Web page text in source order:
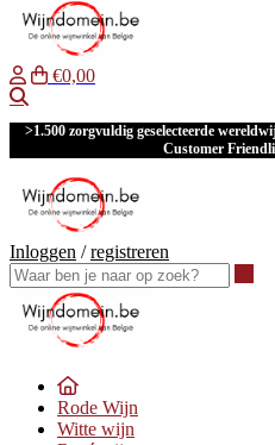
€0,00
>1.500 zorgvuldig geselecteerde
Customer
Inloggen /registreren
Rode Wijn
Witte wijn